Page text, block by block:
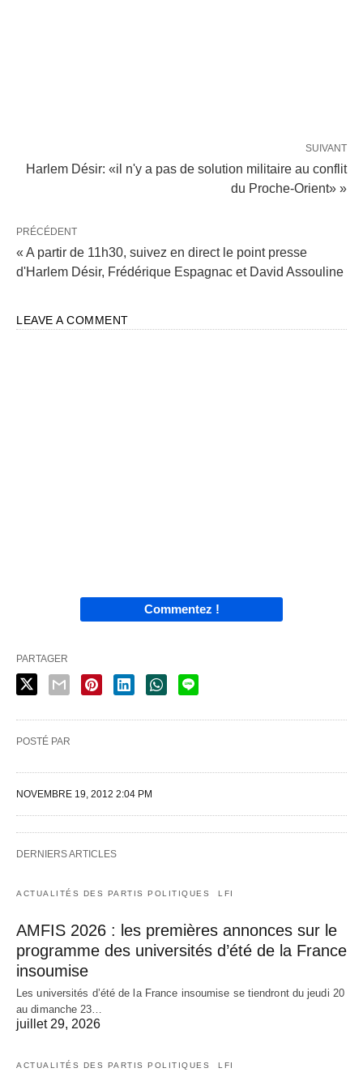
SUIVANT
Harlem Désir: «il n'y a pas de solution militaire au conflit
du Proche-Orient» »
PRÉCÉDENT
« A partir de 11h30, suivez en direct le point presse
d'Harlem Désir, Frédérique Espagnac et David Assouline
LEAVE A COMMENT
Commentez !
PARTAGER
POSTÉ PAR
NOVEMBRE 19, 2012 2:04 PM
DERNIERS ARTICLES
ACTUALITÉS DES PARTIS POLITIQUES LFI
AMFIS 2026 : les premières annonces sur le
programme des universités d’été de la France
insoumise
Les universités d’été de la France insoumise se tiendront du jeudi 20
au dimanche 23…
juillet 29, 2026
ACTUALITÉS DES PARTIS POLITIQUES LFI